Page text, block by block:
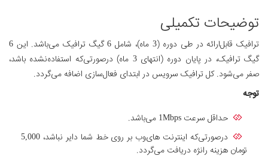
توضیحات تکمیلی
ترافیک قابل‌ارائه در طی دوره (3 ماه)، شامل 6 گیگ ترافیک می‌باشد. این 6
گیگ ترافیک، در پایان دوره (انتهای 3 ماه) درصورتی‌که استفاده‌نشده باشد،
صفر می‌شود. کل ترافیک سرویس در ابتدای فعال‌سازی اضافه می‌گردد.
توجه
حداقل سرعت 1Mbps می‌باشد.
درصورتی‌که اینترنت های‌وب بر روی خط شما دایر نباشد، 5,000
تومان هزینه رانژه دریافت می‌گردد.